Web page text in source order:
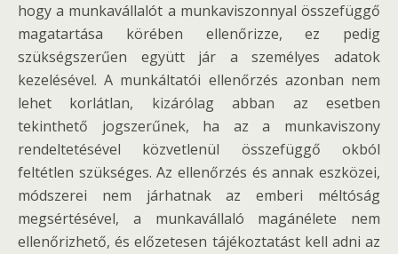
hogy a munkavállalót a munkaviszonnyal összefüggő
magatartása körében ellenőrizze, ez pedig
szükségszerűen együtt jár a személyes adatok
kezelésével. A munkáltatói ellenőrzés azonban nem
lehet korlátlan, kizárólag abban az esetben
tekinthető jogszerűnek, ha az a munkaviszony
rendeltetésével közvetlenül összefüggő okból
feltétlen szükséges. Az ellenőrzés és annak eszközei,
módszerei nem járhatnak az emberi méltóság
megsértésével, a munkavállaló magánélete nem
ellenőrizhető, és előzetesen tájékoztatást kell adni az